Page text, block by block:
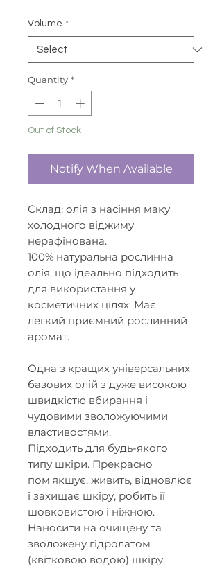
Volume *
Quantity *
Out of Stock
Notify When Available
Склад: олія з насіння маку
холодного віджиму
нерафінована.
100% натуральна рослинна
олія, що ідеально підходить
для використання у
косметичних цілях. Має
легкий приємний рослинний
аромат.
Одна з кращих універсальних
базових олій з дуже високою
швидкістю вбирання і
чудовими зволожуючими
властивостями.
Підходить для будь-якого
типу шкіри. Прекрасно
пом'якшує, живить, відновлює
і захищає шкіру, робить її
шовковистою і ніжною.
Наносити на очищену та
зволожену гідролатом
(квітковою водою) шкіру.